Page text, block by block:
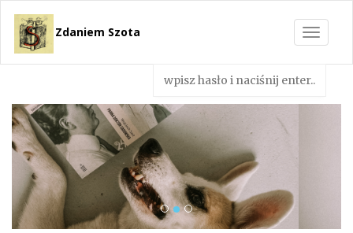
Toggle
Zdaniem Szota